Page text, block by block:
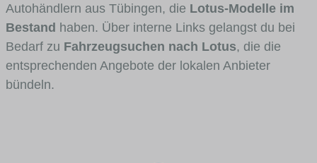
Autohändlern aus Tübingen, die Lotus-Modelle im
Bestand haben. Über interne Links gelangst du bei
Bedarf zu Fahrzeugsuchen nach Lotus, die die
entsprechenden Angebote der lokalen Anbieter
bündeln.